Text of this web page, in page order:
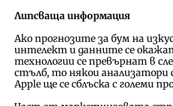
Липсваща информация
Ако прогнозите за бум на
интелект и данните се
технологии се превърнат в
стълб, то някои
Apple ще се сблъска с големи